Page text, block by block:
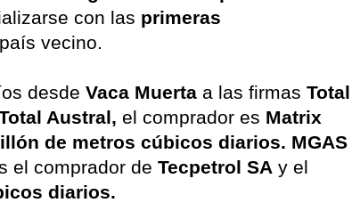
con las primeras
vecino.
desde Vaca Muerta a las firmas Total
Austral, el comprador es Matrix
de metros cúbicos diarios. MGAS
el comprador de Tecpetrol SA y el
diarios.